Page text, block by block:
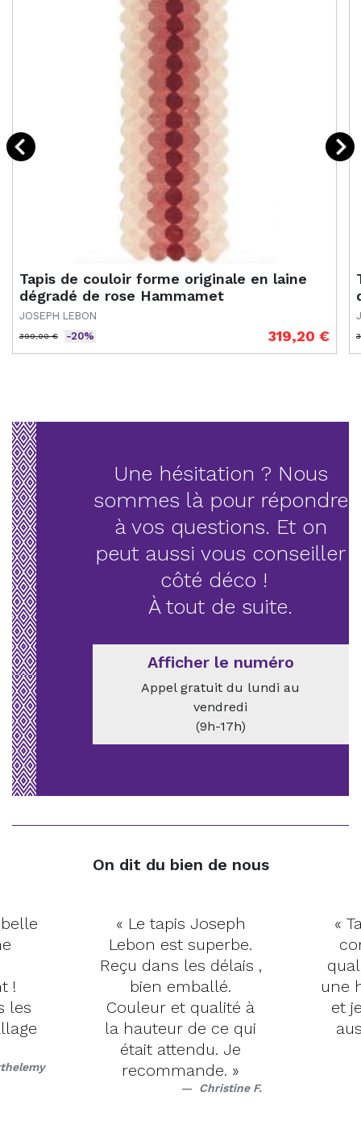
Tapis de couloir forme originale en laine
dégradé de rose Hammamet
JOSEPH LEBON
Prix de base
399,00 €
Prix -20% 319,20 €
Une hésitation ? Nous
sommes là pour répondre
à vos questions. Et on
peut aussi vous conseiller
côté déco !
À tout de suite.
Afficher le numéro
Appel gratuit du lundi au
vendredi
(9h-17h)
On dit du bien de nous
!
les
« Le tapis Joseph
Lebon est superbe.
Reçu dans les délais ,
bien emballé.
Couleur et qualité à
la hauteur de ce qui
était attendu. Je
recommande. »
Christine F.
«
une
et